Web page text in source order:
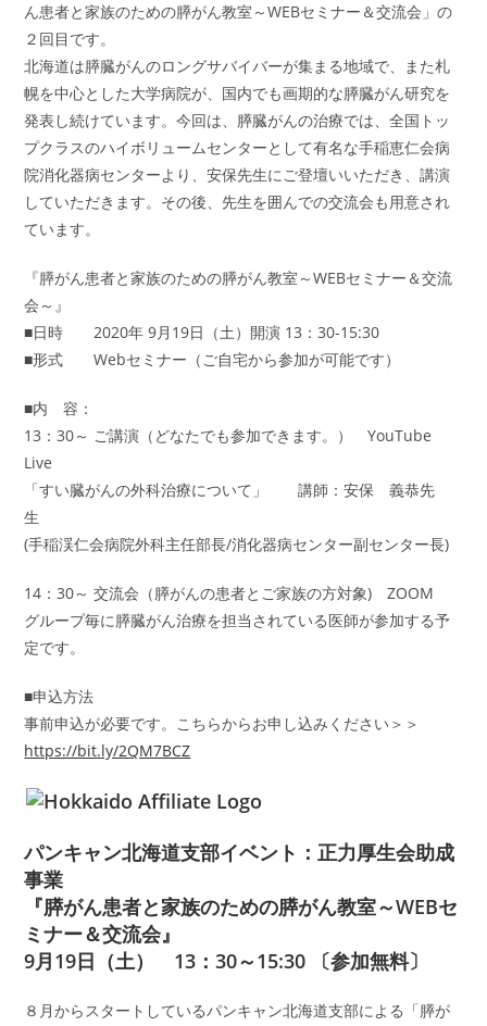
ん患者と家族のための膵がん教室～WEBセミナー＆交流会」の
２回目です。
北海道は膵臓がんのロングサバイバーが集まる地域で、また札
幌を中心とした大学病院が、国内でも画期的な膵臓がん研究を
発表し続けています。今回は、膵臓がんの治療では、全国トッ
プクラスのハイボリュームセンターとして有名な手稲恵仁会病
院消化器病センターより、安保先生にご登壇いいただき、講演
していただきます。その後、先生を囲んでの交流会も用意され
ています。
『膵がん患者と家族のための膵がん教室～WEBセミナー＆交流
会～』
■日時 2020年 9月19日（土）開演 13：30-15:30
■形式 Webセミナー（ご自宅から参加が可能です）
■内 容：
13：30～ ご講演（どなたでも参加できます。） YouTube
Live
「すい臓がんの外科治療について」 講師：安保 義恭先
生
(手稲渓仁会病院外科主任部長/消化器病センター副センター長)
14：30～ 交流会（膵がんの患者とご家族の方対象) ZOOM
グループ毎に膵臓がん治療を担当されている医師が参加する予
定です。
■申込方法
事前申込が必要です。こちらからお申し込みください＞＞
https://bit.ly/2QM7BCZ
パンキャン北海道支部イベント：正力厚生会助成
事業
『膵がん患者と家族のための膵がん教室～WEBセ
ミナー＆交流会』
9月19日（土） 13：30～15:30 〔参加無料〕
８月からスタートしているパンキャン北海道支部による「膵が